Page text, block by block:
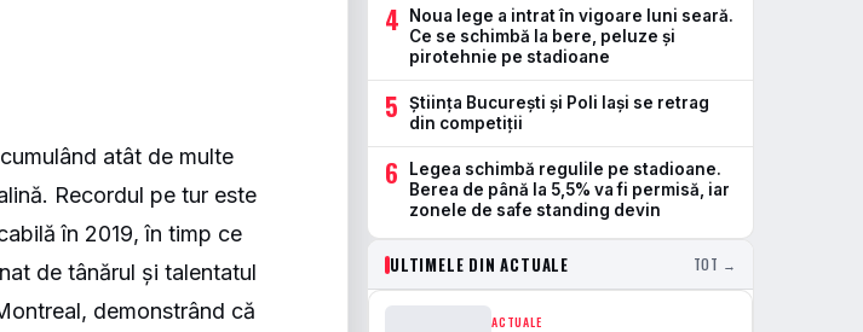
atât de multe
Recordul pe tur este
în 2019, în timp ce
de tânărul și talentatul
demonstrând că
4
Noua lege a intrat în vigoare luni seară.
Ce se schimbă la bere, peluze și
pirotehnie pe stadioane
5
Știința București și Poli Iași se retrag
din competiții
6
Legea schimbă regulile pe stadioane.
Berea de până la 5,5% va fi permisă, iar
zonele de safe standing devin
ULTIMELE DIN ACTUALE TOT →
ACTUALE